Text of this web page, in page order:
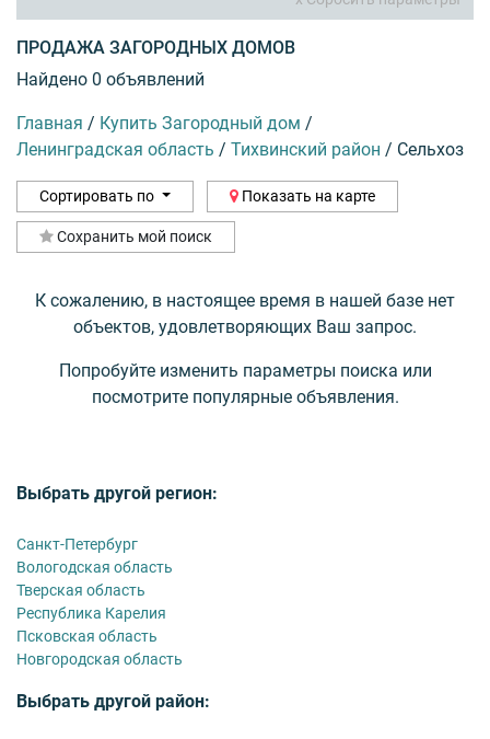
ПРОДАЖА ЗАГОРОДНЫХ ДОМОВ
Найдено 0 объявлений
Главная / Купить Загородный дом /
Ленинградская область / Тихвинский район / Сельхоз
Сортировать по Показать на карте
Сохранить мой поиск
К сожалению, в настоящее время в нашей базе нет
объектов, удовлетворяющих Ваш запрос.
Попробуйте изменить параметры поиска или
посмотрите популярные объявления.
Выбрать другой регион:
Санкт-Петербург
Вологодская область
Тверская область
Республика Карелия
Псковская область
Новгородская область
Выбрать другой район: